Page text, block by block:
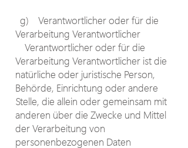
g) Verantwortlicher oder für die
Verarbeitung Verantwortlicher
Verantwortlicher oder für die
Verarbeitung Verantwortlicher ist die
natürliche oder juristische Person,
Behörde, Einrichtung oder andere
Stelle, die allein oder gemeinsam mit
anderen über die Zwecke und Mittel
der Verarbeitung von
personenbezogenen Daten